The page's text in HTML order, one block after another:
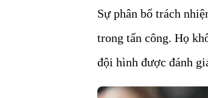
Sự phân bổ trách
trong tấn công. Họ
đội hình được đánh